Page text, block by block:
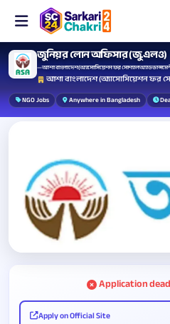
জুনিয়র লোন অফিসার (জু.এলও)
— আশা বাংলাদেশ (অ্যাসোসিয়েশন ফর সোশ্যাল
আশা বাংলাদেশ (অ্যাসোসিয়েশন ফর
NGO Jobs Anywhere in Bangladesh
Application
Apply on Official Site